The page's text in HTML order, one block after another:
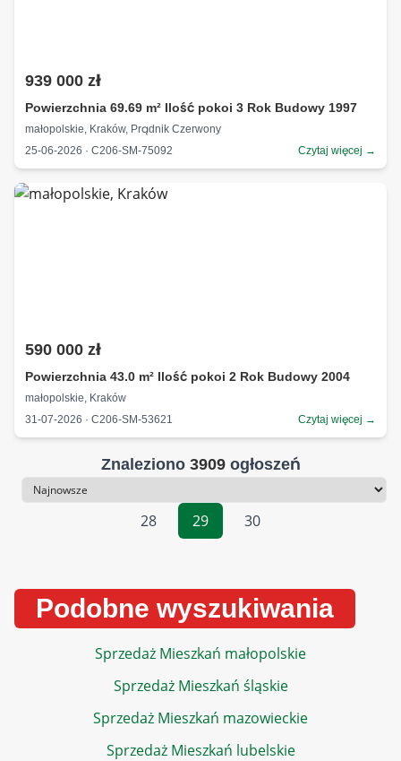
939 000 zł
Powierzchnia 69.69 m² Ilość pokoi 3 Rok Budowy 1997
małopolskie, Kraków, Prądnik Czerwony
25-06-2026 · C206-SM-75092
Czytaj więcej →
590 000 zł
Powierzchnia 43.0 m² Ilość pokoi 2 Rok Budowy 2004
małopolskie, Kraków
31-07-2026 · C206-SM-53621
Czytaj więcej →
Znaleziono 3909ogłoszeń
Sortowanie
28
29 30
Podobne wyszukiwania
Sprzedaż Mieszkań małopolskie
Sprzedaż Mieszkań śląskie
Sprzedaż Mieszkań mazowieckie
Sprzedaż Mieszkań lubelskie